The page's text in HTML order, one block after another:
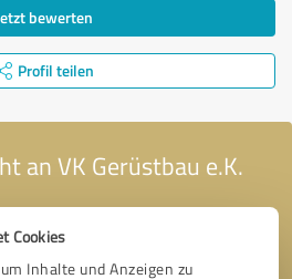
Cookies
Inhalte und Anzeigen zu
bewerten
Profil teilen
an VK Gerüstbau e.K.